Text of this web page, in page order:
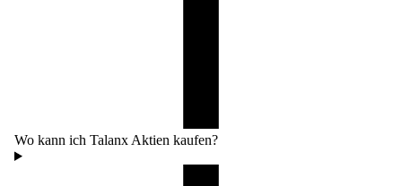
Wo kann ich Talanx Aktien kaufen?